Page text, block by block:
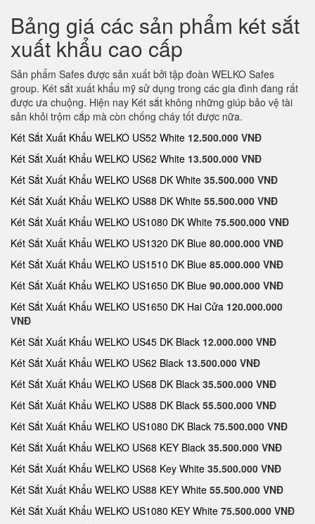
Bảng giá các sản phẩm két sắt
xuất khẩu cao cấp
Sản phẩm Safes được sản xuất bởi tập đoàn WELKO Safes
group. Két sắt xuất khẩu mỹ sử dụng trong các gia đình đang rất
được ưa chuộng. Hiện nay Két sắt không những giúp bảo vệ tài
sản khỏi trộm cắp mà còn chống cháy tốt được nữa.
Két Sắt Xuất Khẩu WELKO US52 White 12.500.000 VNĐ
Két Sắt Xuất Khẩu WELKO US62 White 13.500.000 VNĐ
Két Sắt Xuất Khẩu WELKO US68 DK White 35.500.000 VNĐ
Két Sắt Xuất Khẩu WELKO US88 DK White 55.500.000 VNĐ
Két Sắt Xuất Khẩu WELKO US1080 DK White 75.500.000 VNĐ
Két Sắt Xuất Khẩu WELKO US1320 DK Blue 80.000.000 VNĐ
Két Sắt Xuất Khẩu WELKO US1510 DK Blue 85.000.000 VNĐ
Két Sắt Xuất Khẩu WELKO US1650 DK Blue 90.000.000 VNĐ
Két Sắt Xuất Khẩu WELKO US1650 DK Hai Cửa 120.000.000
VNĐ
Két Sắt Xuất Khẩu WELKO US45 DK Black 12.000.000 VNĐ
Két Sắt Xuất Khẩu WELKO US62 Black 13.500.000 VNĐ
Két Sắt Xuất Khẩu WELKO US68 DK Black 35.500.000 VNĐ
Két Sắt Xuất Khẩu WELKO US88 DK Black 55.500.000 VNĐ
Két Sắt Xuất Khẩu WELKO US1080 DK Black 75.500.000 VNĐ
Két Sắt Xuất Khẩu WELKO US68 KEY Black 35.500.000 VNĐ
Két Sắt Xuất Khẩu WELKO US68 Key White 35.500.000 VNĐ
Két Sắt Xuất Khẩu WELKO US88 KEY White 55.500.000 VNĐ
Két Sắt Xuất Khẩu WELKO US1080 KEY White 75.500.000 VNĐ